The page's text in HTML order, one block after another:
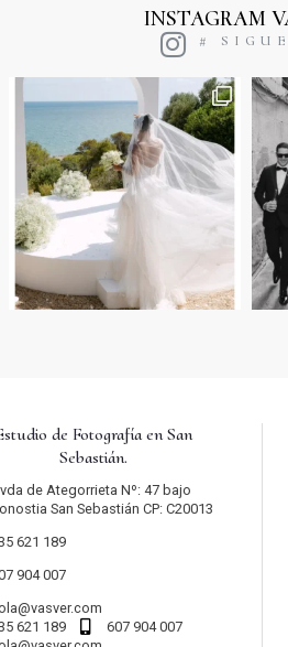
INSTAGRAM
#
de Fotografía en San
Sebastián.
de Ategorrieta Nº: 47 bajo
San Sebastián CP: C20013
621 189
904 007
621 189
607 904 007